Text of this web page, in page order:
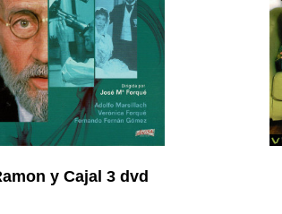
Ramon y Cajal 3 dvd